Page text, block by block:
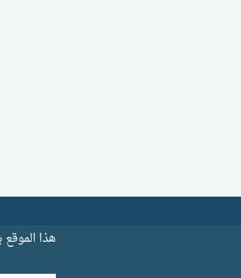
هذا الموقع